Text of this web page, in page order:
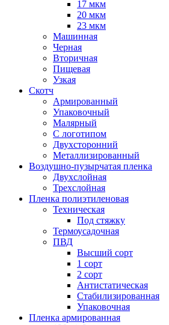
17 мкм
20 мкм
23 мкм
Машинная
Черная
Вторичная
Пищевая
Узкая
Скотч
Армированный
Упаковочный
Малярный
С логотипом
Двухсторонний
Металлизированный
Воздушно-пузырчатая пленка
Двухслойная
Трехслойная
Пленка полиэтиленовая
Техническая
Под стяжку
Термоусадочная
ПВД
Высший сорт
1 сорт
2 сорт
Антистатическая
Стабилизированная
Упаковочная
Пленка армированная